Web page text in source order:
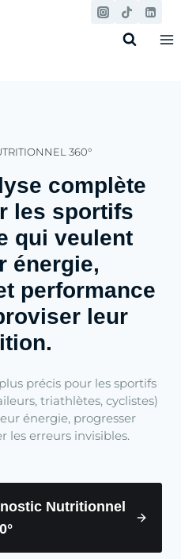
360°
complète
les sportifs
qui veulent
énergie,
performance
leur
précis pour les sportifs
triathlètes, cyclistes)
énergie, progresser
les erreurs invisibles.
Nutritionnel